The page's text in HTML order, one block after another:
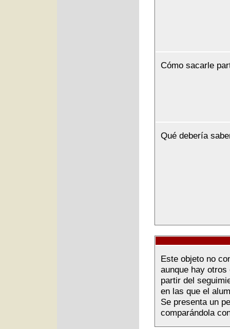
Cómo sacarle
Qué debería
Este objeto no
aunque hay
partir del
en las que el
Se presenta un
comparándola